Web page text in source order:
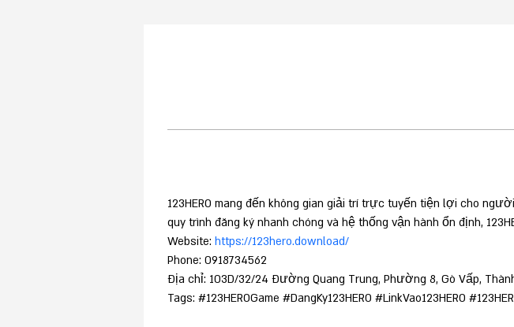
123HERO mang đến không gian giải trí trực tuyến tiện lợi cho
quy trình đăng ký nhanh chóng và hệ thống vận hành ổn định,
Website: https://123hero.download/
Phone: 0918734562
Địa chỉ: 103D/32/24 Đường Quang Trung, Phường 8, Gò Vấp,
Tags: #123HEROGame #DangKy123HERO #LinkVao123HERO